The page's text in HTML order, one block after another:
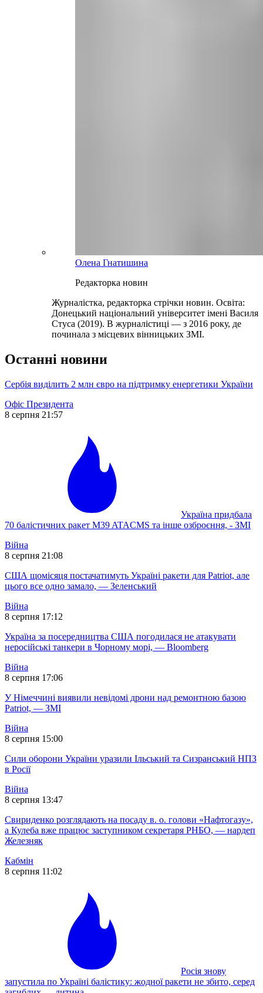
Олена Гнатишина
Редакторка новин
Журналістка, редакторка стрічки новин. Освіта:
Донецький національний університет імені Василя
Стуса (2019). В журналістиці — з 2016 року, де
починала з місцевих вінницьких ЗМІ.
Останні новини
Сербія виділить 2 млн євро на підтримку енергетики України
Офіс Президента
8 серпня 21:57
Україна придбала
70 балістичних ракет M39 ATACMS та інше озброєння, - ЗМІ
Війна
8 серпня 21:08
США щомісяця постачатимуть Україні ракети для Patriot, але
цього все одно замало, — Зеленський
Війна
8 серпня 17:12
Україна за посередництва США погодилася не атакувати
неросійські танкери в Чорному морі, — Bloomberg
Війна
8 серпня 17:06
У Німеччині виявили невідомі дрони над ремонтною базою
Patriot, — ЗМІ
Війна
8 серпня 15:00
Сили оборони України уразили Ільський та Сизранський НПЗ
в Росії
Війна
8 серпня 13:47
Свириденко розглядають на посаду в. о. голови «Нафтогазу»,
а Кулеба вже працює заступником секретаря РНБО, — нардеп
Железняк
Кабмін
8 серпня 11:02
Росія знову
запустила по Україні балістику: жодної ракети не збито, серед